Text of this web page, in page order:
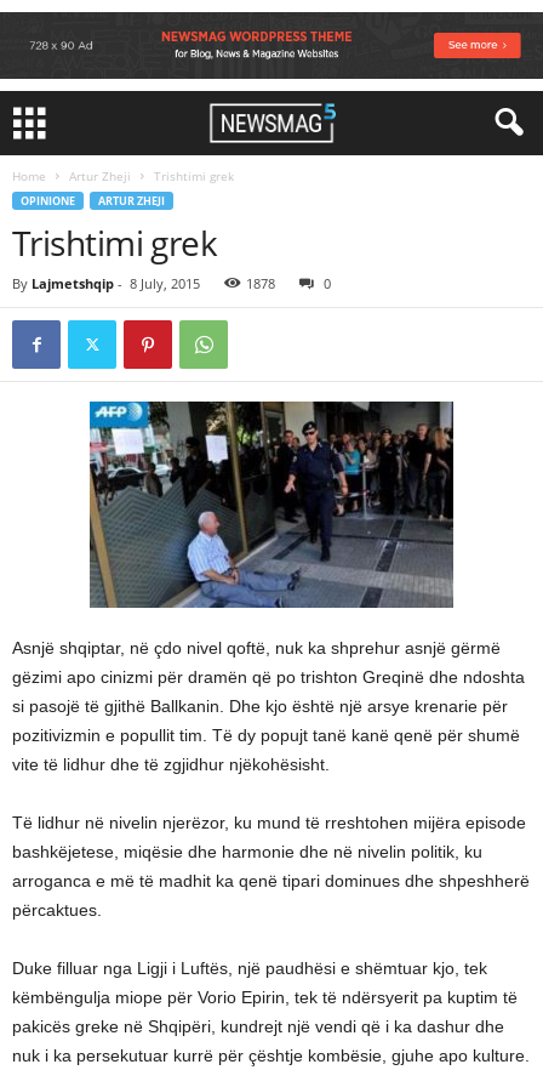
Home Artur Zheji Trishtimi grek
OPINIONE ARTUR ZHEJI
Trishtimi grek
By Lajmetshqip - 8 July, 2015 1878 0
Asnjë shqiptar, në çdo nivel qoftë, nuk ka shprehur asnjë gërmë
gëzimi apo cinizmi për dramën që po trishton Greqinë dhe ndoshta
si pasojë të gjithë Ballkanin. Dhe kjo është një arsye krenarie për
pozitivizmin e popullit tim. Të dy popujt tanë kanë qenë për shumë
vite të lidhur dhe të zgjidhur njëkohësisht.
Të lidhur në nivelin njerëzor, ku mund të rreshtohen mijëra episode
bashkëjetese, miqësie dhe harmonie dhe në nivelin politik, ku
arroganca e më të madhit ka qenë tipari dominues dhe shpeshherë
përcaktues.
Duke filluar nga Ligji i Luftës, një paudhësi e shëmtuar kjo, tek
këmbëngulja miope për Vorio Epirin, tek të ndërsyerit pa kuptim të
pakicës greke në Shqipëri, kundrejt një vendi që i ka dashur dhe
nuk i ka persekutuar kurrë për çështje kombësie, gjuhe apo kulture.